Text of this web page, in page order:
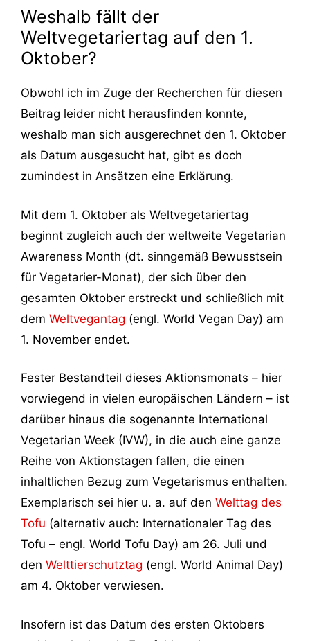
Weshalb fällt der
Weltvegetariertag auf den 1.
Oktober?
Obwohl ich im Zuge der Recherchen für diesen
Beitrag leider nicht herausfinden konnte,
weshalb man sich ausgerechnet den 1. Oktober
als Datum ausgesucht hat, gibt es doch
zumindest in Ansätzen eine Erklärung.
Mit dem 1. Oktober als Weltvegetariertag
beginnt zugleich auch der weltweite Vegetarian
Awareness Month (dt. sinngemäß Bewusstsein
für Vegetarier-Monat), der sich über den
gesamten Oktober erstreckt und schließlich mit
dem Weltvegantag (engl. World Vegan Day) am
1. November endet.
Fester Bestandteil dieses Aktionsmonats – hier
vorwiegend in vielen europäischen Ländern – ist
darüber hinaus die sogenannte International
Vegetarian Week (IVW), in die auch eine ganze
Reihe von Aktionstagen fallen, die einen
inhaltlichen Bezug zum Vegetarismus enthalten.
Exemplarisch sei hier u. a. auf den Welttag des
Tofu (alternativ auch: Internationaler Tag des
Tofu – engl. World Tofu Day) am 26. Juli und
den Welttierschutztag (engl. World Animal Day)
am 4. Oktober verwiesen.
Insofern ist das Datum des ersten Oktobers